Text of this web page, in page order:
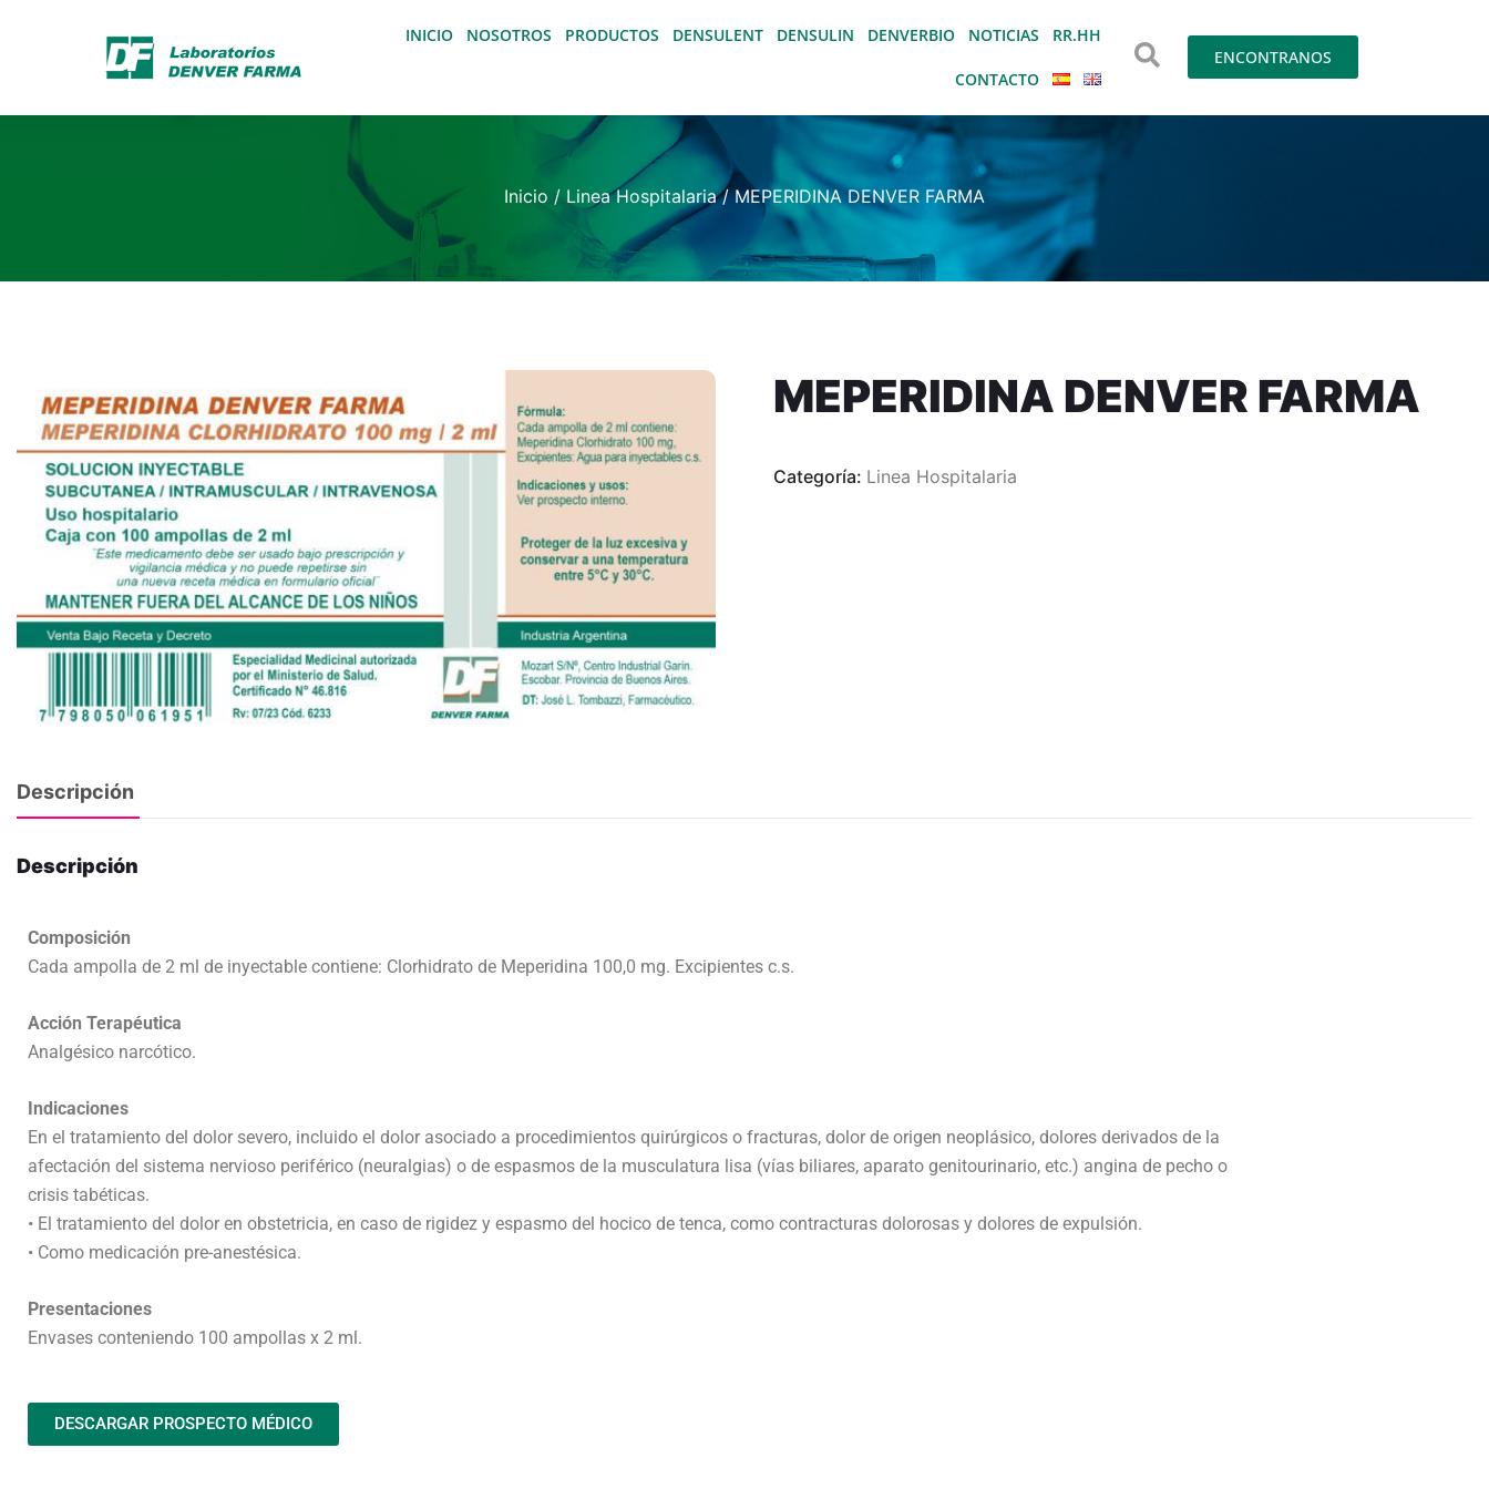
INICIO NOSOTROS PRODUCTOS DENSULENT DENSULIN DENVERBIO NOTICIAS RR.HH
CONTACTO
ENCONTRANOS
Inicio / Linea Hospitalaria/ MEPERIDINA DENVER FARMA
MEPERIDINA DENVER FARMA
Categoría: Linea Hospitalaria
Descripción
Descripción
Composición
Cada ampolla de 2 ml de inyectable contiene: Clorhidrato de Meperidina 100,0 mg. Excipientes c.s.
Acción Terapéutica
Analgésico narcótico.
Indicaciones
En el tratamiento del dolor severo, incluido el dolor asociado a procedimientos quirúrgicos o fracturas, dolor de origen neoplásico, dolores derivados de la
afectación del sistema nervioso periférico (neuralgias) o de espasmos de la musculatura lisa (vías biliares, aparato genitourinario, etc.) angina de pecho o
crisis tabéticas.
• El tratamiento del dolor en obstetricia, en caso de rigidez y espasmo del hocico de tenca, como contracturas dolorosas y dolores de expulsión.
• Como medicación pre-anestésica.
Presentaciones
Envases conteniendo 100 ampollas x 2 ml.
DESCARGAR PROSPECTO MÉDICO